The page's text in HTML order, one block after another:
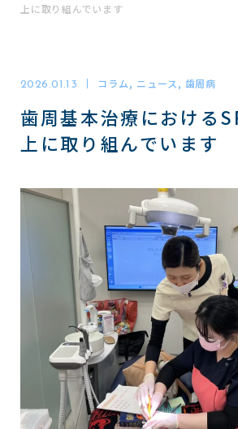
WEB診療予約
TEL 06-6311-1971
診療時間 火 水 木
8:00 - 18:30
※ 診療の受付は18:00まで
予約状況
上に取り組んでいます
2026.01.13 コラム, ニュース, 歯周病
歯周基本治療における
上に取り組んでいます